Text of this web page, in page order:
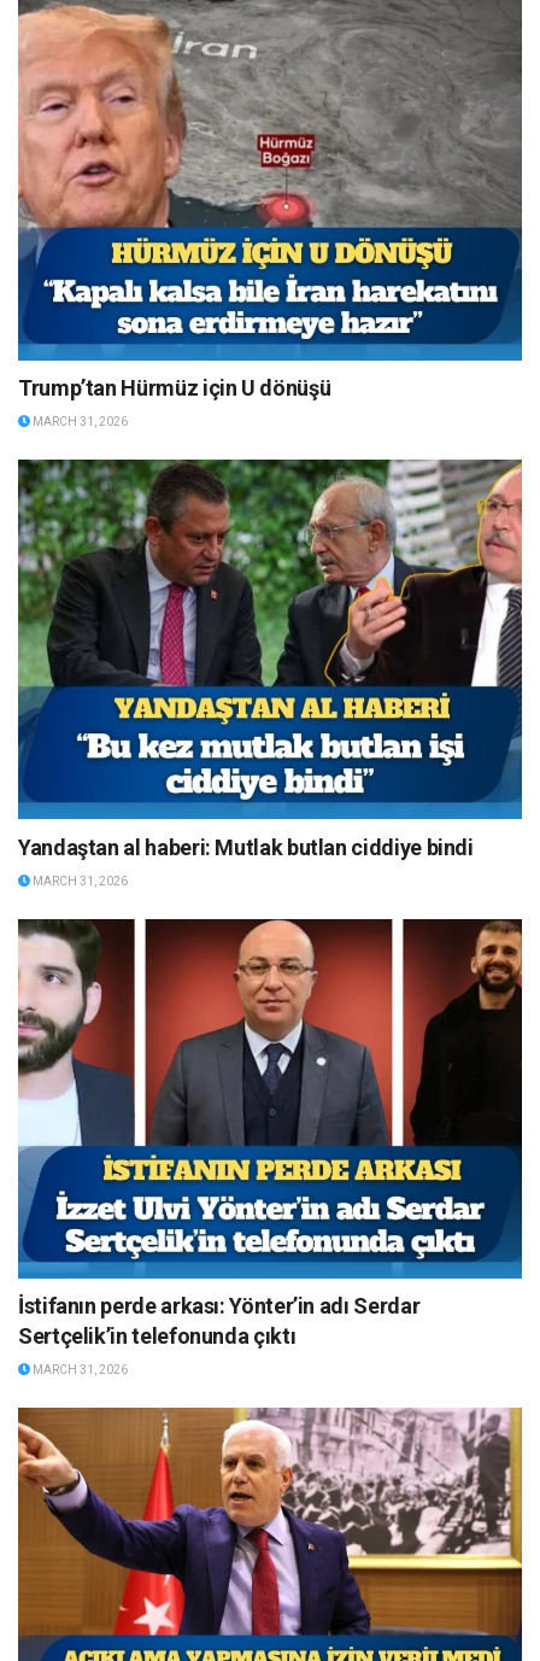
Trump’tan Hürmüz için U dönüşü
MARCH 31, 2026
Yandaştan al haberi: Mutlak butlan ciddiye bindi
MARCH 31, 2026
İstifanın perde arkası: Yönter’in adı Serdar
Sertçelik’in telefonunda çıktı
MARCH 31, 2026